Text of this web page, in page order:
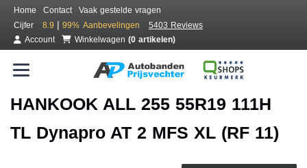
Home Contact
Vaak gestelde vragen
Cijfer
8.9 | 99% Aanbevelingen
5403 Reviews
Account
Winkelwagen (0 artikelen)
HANKOOK ALL 255 55R19 111H
TL Dynapro AT 2 MFS XL (RF 11)